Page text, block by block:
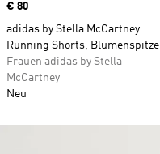
Price
€ 80
adidas by Stella McCartney
Running Shorts, Blumenspitze
Frauen adidas by Stella
McCartney
Neu